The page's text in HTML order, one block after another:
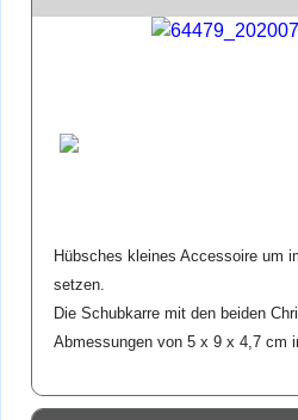
Hübsches kleines Accessoire um
setzen.
Die Schubkarre mit den beiden
Abmessungen von 5 x 9 x 4,7 cm